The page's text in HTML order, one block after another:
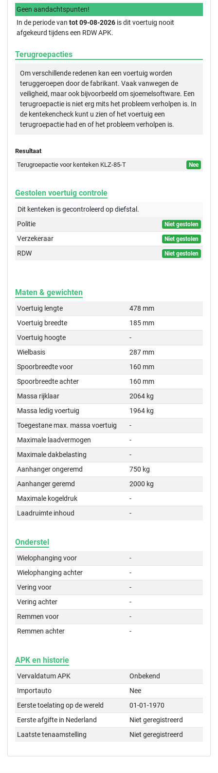
Geen aandachtspunten!
In de periode van tot 09-08-2026 is dit voertuig nooit
afgekeurd tijdens een RDW APK.
Terugroepacties
Om verschillende redenen kan een voertuig worden
teruggeroepen door de fabrikant. Vaak vanwegen de
veiligheid, maar ook bijvoorbeeld om sjoemelsoftware. Een
terugroepactie is niet erg mits het probleem verholpen is. In
de kentekencheck kunt u zien of het voertuig een
terugroepactie had en of het probleem verholpen is.
Resultaat
Terugroepactie voor kenteken KLZ-85-T
Nee
Gestolen voertuig controle
Dit kenteken is gecontroleerd opdiefstal.
Politie
Niet gestolen
Verzekeraar Niet gestolen
RDW Niet gestolen
Maten & gewichten
Voertuig lengte
478 mm
Voertuig breedte
185 mm
Voertuig hoogte
-
Wielbasis
287 mm
Spoorbreedte voor
160 mm
Spoorbreedte achter
160 mm
Massa rijklaar
2064 kg
Massa ledig voertuig
1964 kg
Toegestane max. massa voertuig
-
Maximale laadvermogen
-
Maximale dakbelasting
-
Aanhanger ongeremd
750 kg
Aanhanger geremd
2000 kg
Maximale kogeldruk
-
Laadruimte inhoud
-
Onderstel
Wielophanging voor
-
Wielophanging achter
-
Vering voor
-
Vering achter
-
Remmen voor
-
Remmen achter
-
APK en historie
Vervaldatum APK
Onbekend
Importauto
Nee
Eerste toelating op de wereld
01-01-1970
Eerste afgifte in Nederland
Niet geregistreerd
Laatste tenaamstelling
Niet geregistreerd